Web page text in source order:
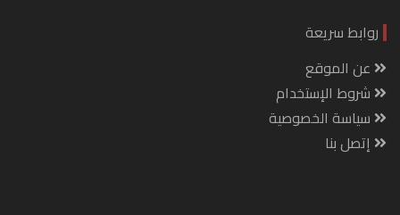
روابط سريعة
عن الموقع
شروط الإستخدام
سياسة الخصوصية
إتصل بنا